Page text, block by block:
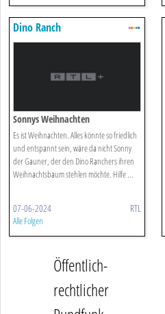
Dino Ranch
Sonnys Weihnachten
Es ist Weihnachten. Alles könnte so friedlich
und entspannt sein, wäre da nicht Sonny
der Gauner, der den Dino Ranchers ihren
Weihnachtsbaum stehlen möchte. Hilfe ...
07-06-2024 RTL
Alle Folgen
Öffentlich-
rechtlicher